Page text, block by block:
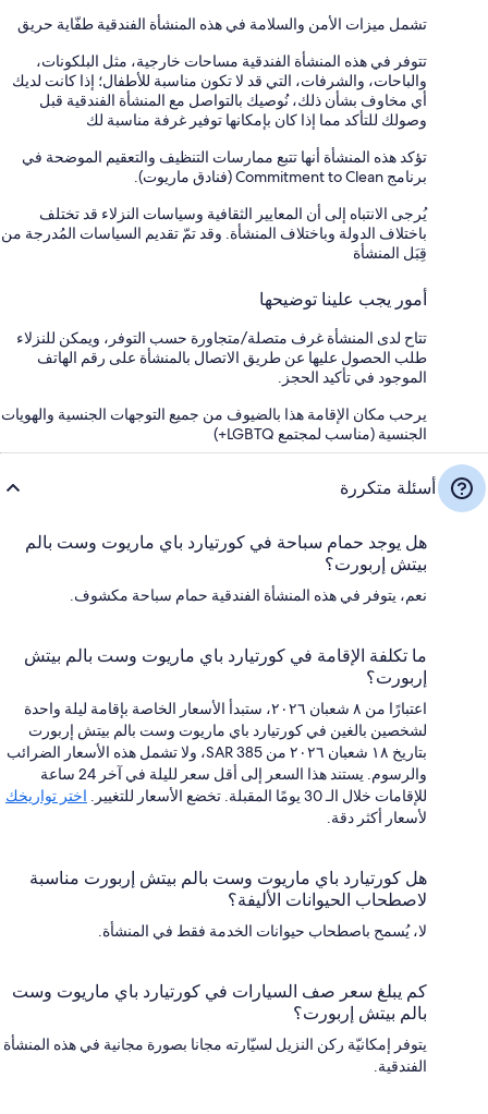
تشمل ميزات الأمن والسلامة في هذه المنشأة الفندقية طفّاية حريق
تتوفر في هذه المنشأة الفندقية مساحات خارجية، مثل البلكونات،
والباحات، والشرفات، التي قد لا تكون مناسبة للأطفال؛ إذا كانت لديك
أي مخاوف بشأن ذلك، نُوصيك بالتواصل مع المنشأة الفندقية قبل
وصولك للتأكد مما إذا كان بإمكانها توفير غرفة مناسبة لك
تؤكد هذه المنشأة أنها تتبع ممارسات التنظيف والتعقيم الموضحة في
برنامج Commitment to Clean (فنادق ماريوت).
يُرجى الانتباه إلى أن المعايير الثقافية وسياسات النزلاء قد تختلف
باختلاف الدولة وباختلاف المنشأة. وقد تمّ تقديم السياسات المُدرجة من
قِبَل المنشأة
أمور يجب علينا توضيحها
تتاح لدى المنشأة غرف متصلة/متجاورة حسب التوفر، ويمكن للنزلاء
طلب الحصول عليها عن طريق الاتصال بالمنشأة على رقم الهاتف
الموجود في تأكيد الحجز.
يرحب مكان الإقامة هذا بالضيوف من جميع التوجهات الجنسية والهويات
الجنسية (مناسب لمجتمع LGBTQ+)
أسئلة متكررة
هل يوجد حمام سباحة في كورتيارد باي ماريوت وست بالم
بيتش إربورت؟
نعم، يتوفر في هذه المنشأة الفندقية حمام سباحة مكشوف.
ما تكلفة الإقامة في كورتيارد باي ماريوت وست بالم بيتش
إربورت؟
اعتبارًا من ٨ شعبان ٢٠٢٦، ستبدأ الأسعار الخاصة بإقامة ليلة واحدة
لشخصين بالغين في كورتيارد باي ماريوت وست بالم بيتش إربورت
بتاريخ ١٨ شعبان ٢٠٢٦ من SAR 385، ولا تشمل هذه الأسعار الضرائب
والرسوم. يستند هذا السعر إلى أقل سعر لليلة في آخر 24 ساعة
للإقامات خلال الـ 30 يومًا المقبلة. تخضع الأسعار للتغيير.
اختر تواريخك
لأسعار أكثر دقة.
هل كورتيارد باي ماريوت وست بالم بيتش إربورت مناسبة
لاصطحاب الحيوانات الأليفة؟
لا، يُسمح باصطحاب حيوانات الخدمة فقط في المنشأة.
كم يبلغ سعر صف السيارات في كورتيارد باي ماريوت وست
بالم بيتش إربورت؟
يتوفر إمكانيّة ركن النزيل لسيّارته مجانا بصورة مجانية في هذه المنشأة
الفندقية.